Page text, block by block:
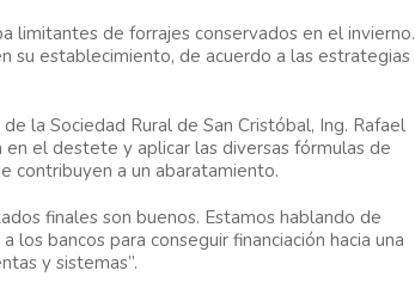
limitantes de forrajes conservados en el invierno.
su establecimiento, de acuerdo a las estrategias
la Sociedad Rural de San Cristóbal, Ing. Rafael
el destete y aplicar las diversas fórmulas de
contribuyen a un abaratamiento.
finales son buenos. Estamos hablando de
bancos para conseguir financiación hacia una
y sistemas”.